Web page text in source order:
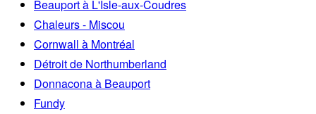
Beauport à L'Isle-aux-Coudres
Chaleurs - Miscou
Cornwall à Montréal
Détroit de Northumberland
Donnacona à Beauport
Fundy